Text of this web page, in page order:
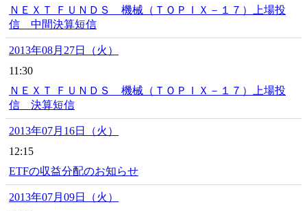
ＮＥＸＴ ＦＵＮＤＳ 機械（ＴＯＰＩＸ－１７）上場投
信 中間決算短信
2013年08月27日（火）
11:30
ＮＥＸＴ ＦＵＮＤＳ 機械（ＴＯＰＩＸ－１７）上場投
信 決算短信
2013年07月16日（火）
12:15
ETFの収益分配のお知らせ
2013年07月09日（火）